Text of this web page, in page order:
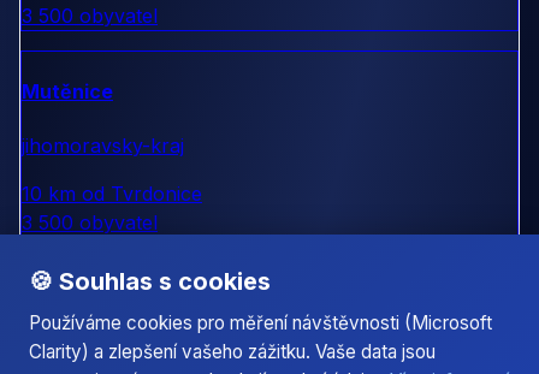
3 500 obyvatel
Mutěnice
jihomoravsky-kraj
10 km od Tvrdonice
3 500 obyvatel
jihomoravsky-kraj
🍪 Souhlas s cookies
Používáme cookies pro měření návštěvnosti (Microsoft
Clarity) a zlepšení vašeho zážitku. Vaše data jsou